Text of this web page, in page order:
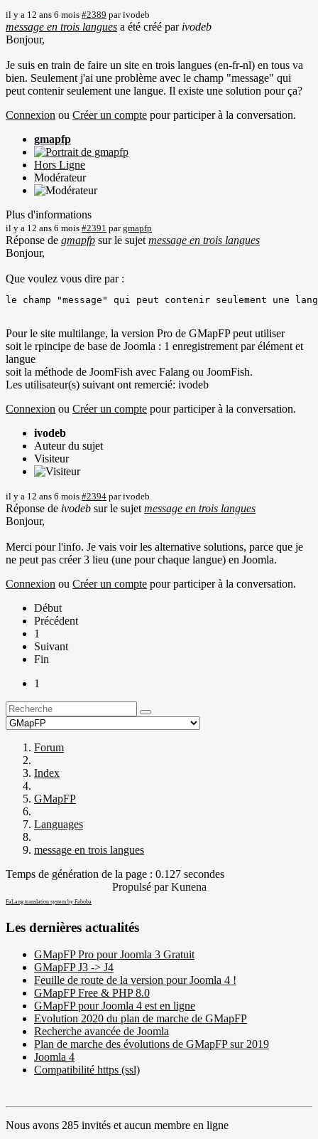
il y a 12 ans 6 mois #2389 parivodeb
message en trois langues a été créé par ivodeb
Bonjour,
Je suis en train de faire un site en trois langues (en-fr-nl) en tous va
bien. Seulement j'ai une problème avec le champ "message" qui
peut contenir seulement une langue. Il existe une solution pour ça?
Connexion ou Créer un compte pour participer à la conversation.
gmapfp
Hors Ligne
Modérateur
Plus d'informations
il y a 12 ans 6 mois #2391 pargmapfp
Réponse de gmapfp sur le sujet message en trois langues
Bonjour,
Que voulez vous dire par :
le champ "message" qui peut contenir seulement une
Pour le site multilange, la version Pro de GMapFP peut utiliser
soit le rpincipe de base de Joomla : 1 enregistrement par élément et
langue
soit la méthode de JoomFish avec Falang ou JoomFish.
Les utilisateur(s) suivant ont remercié: ivodeb
Connexion ou Créer un compte pour participer à la conversation.
ivodeb
Auteur du sujet
Visiteur
il y a 12 ans 6 mois #2394 parivodeb
Réponse de ivodeb sur le sujet message en trois langues
Bonjour,
Merci pour l'info. Je vais voir les alternative solutions, parce que je
ne peut pas créer 3 lieu (une pour chaque langue) en Joomla.
Connexion ou Créer un compte pour participer à la conversation.
Début
Précédent
1
Suivant
Fin
1
Forum
Index
GMapFP
Languages
message en trois langues
Temps de génération de la page : 0.127 secondes
Propulsé parKunena
FaLang translation system by Faboba
Les dernières actualités
GMapFP Pro pour Joomla 3 Gratuit
GMapFP J3 -> J4
Feuille de route de la version pour Joomla 4 !
GMapFP Free & PHP 8.0
GMapFP pour Joomla 4 est en ligne
Evolution 2020 du plan de marche de GMapFP
Recherche avancée de Joomla
Plan de marche des évolutions de GMapFP sur 2019
Joomla 4
Compatibilité https (ssl)
Nous avons 285 invités et aucun membre en ligne